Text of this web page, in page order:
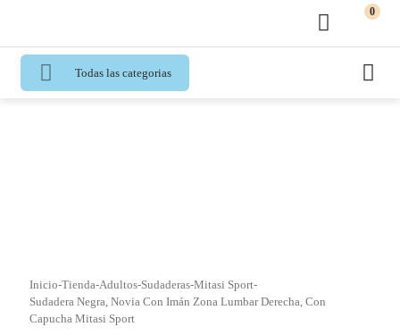
0
Todas las categorias
Inicio-Tienda-Adultos-Sudaderas-Mitasi Sport-
Sudadera Negra, Novia Con Imán Zona Lumbar Derecha, Con
Capucha Mitasi Sport